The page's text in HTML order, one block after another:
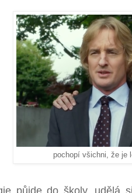
pochopí všichni, že je
půjde do školy, udělá